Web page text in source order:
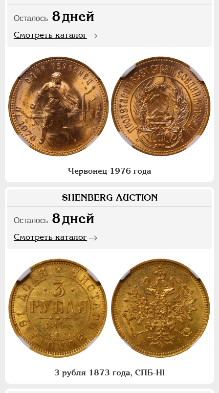
Осталось 8дней
Смотреть каталог
Червонец 1976 года
SHENBERG AUCTION
Осталось 8дней
Смотреть каталог
3 рубля 1873 года, СПБ-НI